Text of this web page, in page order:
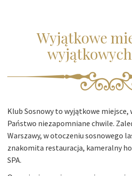
Wyjątkowe
Klub Sosnowy to wyjątkowe miejsce,
Państwo niezapomniane chwile.
Warszawy, w otoczeniu sosnowego
znakomita restauracja, kameralny
SPA.